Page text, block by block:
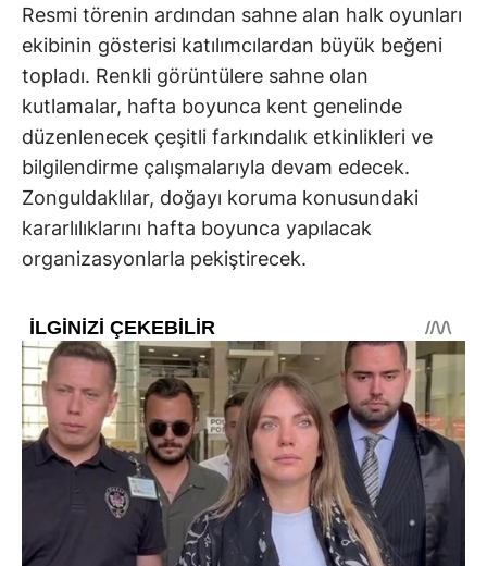
Resmi törenin ardından sahne alan halk oyunları
ekibinin gösterisi katılımcılardan büyük beğeni
topladı. Renkli görüntülere sahne olan
kutlamalar, hafta boyunca kent genelinde
düzenlenecek çeşitli farkındalık etkinlikleri ve
bilgilendirme çalışmalarıyla devam edecek.
Zonguldaklılar, doğayı koruma konusundaki
kararlılıklarını hafta boyunca yapılacak
organizasyonlarla pekiştirecek.